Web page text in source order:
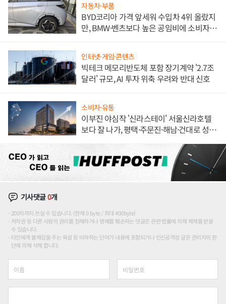
자동차·부품
BYD코리아 가격 앞세워 수입차 4위 올랐지
만, BMW·벤츠보다 높은 공임비에 소비자
인터넷·게임·콘텐츠
빅테크 메모리반도체 포함 장기계약 '2.7조
달러' 규모, AI 투자 위축 우려와 반대 신호
소비자·유통
이부진 야심작 '신라스테이' 서울신라호텔
보다 잘 나가, 평택·주문진·해남·건대로 성
기사댓글0개
200자까지 쓰실 수 있습니다. (현재 0 byte / 최대 400byte)
저작권 등 다른 사람의 권리를 침해하거나 명예를 훼손하는 댓글은 관련 법률에 의해 제재를 받을
수 있습니다.
타인에게 불쾌감을 주는 욕설 등 비하하는 단어가 내용에 포함되거나 인신공격성 글은 관리자의 판
단에 의해 삭제 합니다.